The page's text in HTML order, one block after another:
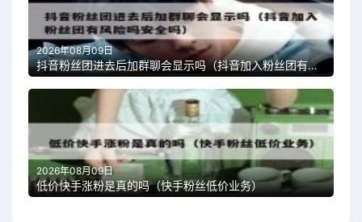
2026年08月09日
抖音粉丝团进去后加群聊会显示吗（抖音加入粉丝团有风险吗安全吗）
2026年08月09日
低价快手涨粉是真的吗（快手粉丝低价业务）